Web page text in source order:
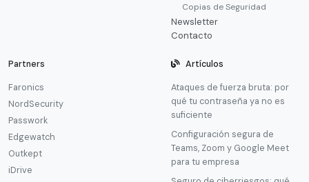
Copias de Seguridad
Newsletter
Contacto
Partners
Faronics
NordSecurity
Passwork
Edgewatch
Outkept
iDrive
Artículos
Ataques de fuerza bruta: por
qué tu contraseña ya no es
suficiente
Configuración segura de
Teams, Zoom y Google Meet
para tu empresa